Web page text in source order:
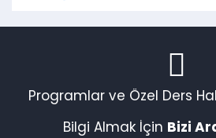
Programlar ve Özel Ders
Bilgi Almak İçin Bizi